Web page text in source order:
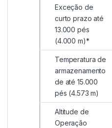
Exceção de
curto prazo até
13.000 pés
(4.000 m)*
Temperatura de
armazenamento
de até 15.000
pés (4.573 m)
Altitude de
Operação